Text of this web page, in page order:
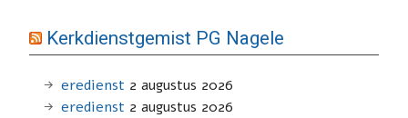
Kerkdienstgemist PG Nagele
eredienst 2 augustus 2026
eredienst 2 augustus 2026